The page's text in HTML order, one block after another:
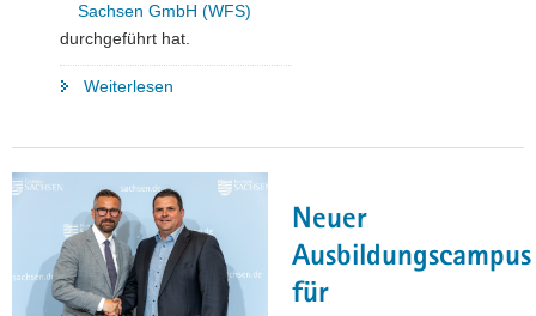
Sachsen GmbH (WFS)
durchgeführt hat.
Weiterlesen
für
Standort
durch
sächsisches
Halbleiterökosystem"
Neuer
Ausbildungscampus
für